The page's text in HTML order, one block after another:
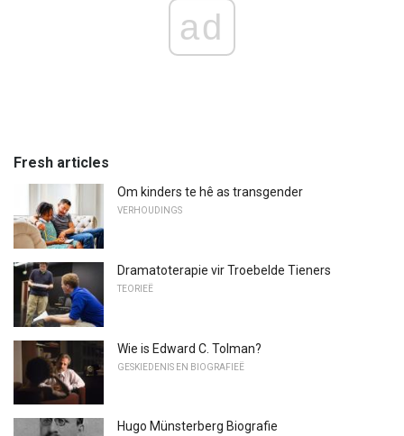
ad
Fresh articles
Om kinders te hê as transgender
VERHOUDINGS
Dramatoterapie vir Troebelde Tieners
TEORIEË
Wie is Edward C. Tolman?
GESKIEDENIS EN BIOGRAFIEË
Hugo Münsterberg Biografie